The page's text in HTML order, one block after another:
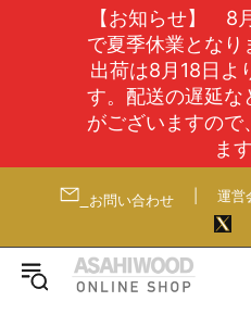
【お知らせ】 8
で夏季休業とな
出荷は8月18日よ
す。配送の遅延な
がございますので
ます
お問い合わせ 運